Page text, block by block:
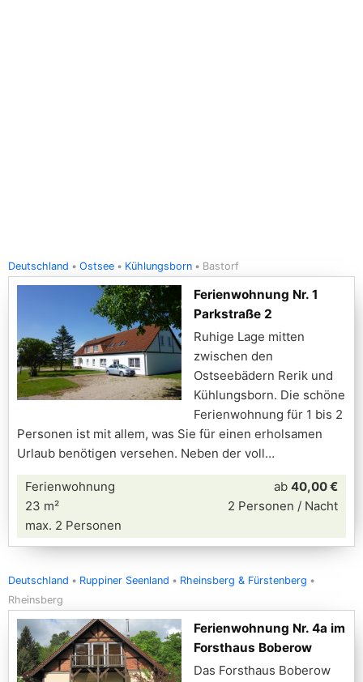
Deutschland Ostsee Kühlungsborn Bastorf
Ferienwohnung Nr. 1
Parkstraße 2
Ruhige Lage mitten
zwischen den
Ostseebädern Rerik und
Kühlungsborn. Die schöne
Ferienwohnung für 1 bis 2
Personen ist mit allem, was Sie für einen erholsamen
Urlaub benötigen versehen. Neben der voll
Ferienwohnung
23 m²
max. 2 Personen
ab 40,00 €
2 Personen / Nacht
Deutschland Ruppiner Seenland
Rheinsberg & Fürstenberg
Rheinsberg
Ferienwohnung Nr. 4a im
Forsthaus Boberow
Das Forsthaus Boberow